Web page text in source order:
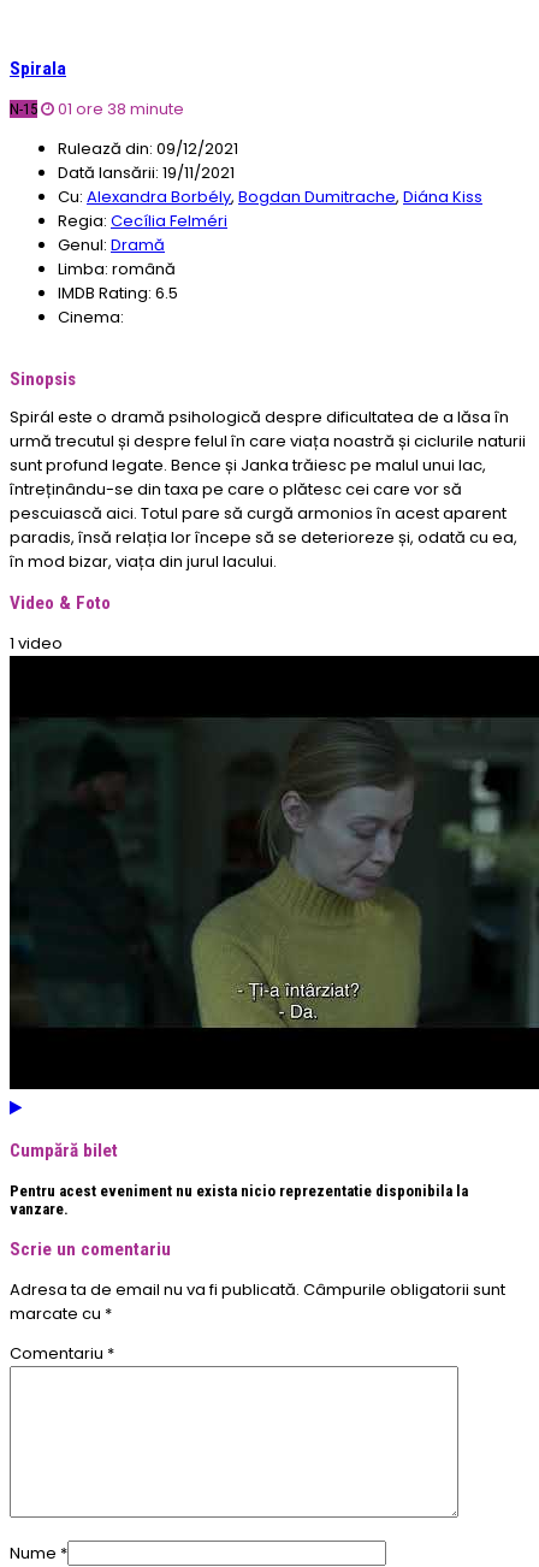
Spirala
N-15
01 ore 38 minute
Rulează din: 09/12/2021
Dată lansării: 19/11/2021
Cu: Alexandra Borbély, Bogdan Dumitrache, Diána Kiss
Regia: Cecília Felméri
Genul: Dramă
Limba: română
IMDB Rating: 6.5
Cinema:
Sinopsis
Spirál este o dramă psihologică despre dificultatea de a lăsa în
urmă trecutul și despre felul în care viața noastră și ciclurile naturii
sunt profund legate. Bence și Janka trăiesc pe malul unui lac,
întreținându-se din taxa pe care o plătesc cei care vor să
pescuiască aici. Totul pare să curgă armonios în acest aparent
paradis, însă relația lor începe să se deterioreze și, odată cu ea,
în mod bizar, viața din jurul lacului.
Video & Foto
1 video
Cumpără bilet
Pentru acest eveniment nu exista nicio reprezentatie disponibila la
vanzare.
Scrie un comentariu
Adresa ta de email nu va fi publicată. Câmpurile obligatorii sunt
marcate cu *
Comentariu *
Nume *